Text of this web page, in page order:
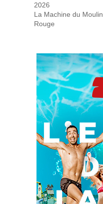
2026
La Machine du Moulin
Rouge